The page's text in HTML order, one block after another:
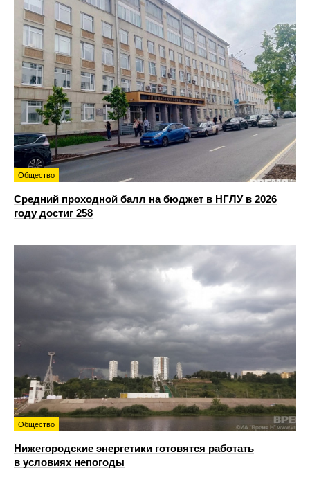
Общество
Средний проходной балл на бюджет в НГЛУ в 2026
году достиг 258
Общество
Нижегородские энергетики готовятся работать
в условиях непогоды